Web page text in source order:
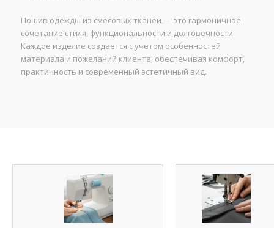
Пошив одежды из смесовых тканей — это гармоничное
сочетание стиля, функциональности и долговечности.
Каждое изделие создается с учетом особенностей
материала и пожеланий клиента, обеспечивая комфорт,
практичность и современный эстетичный вид.